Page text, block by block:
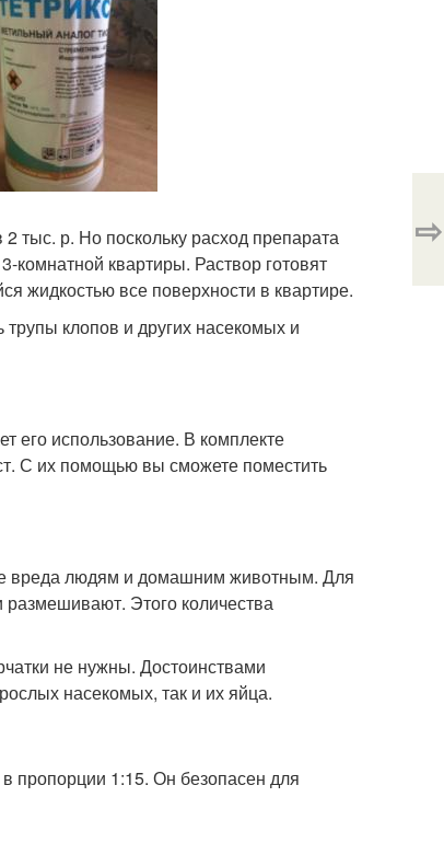
тыс. р. Но поскольку расход препарата
комнатной квартиры. Раствор готовят
жидкостью все поверхности в квартире.
клопов и других насекомых и
его использование. В комплекте
С их помощью вы сможете поместить
вреда людям и домашним животным. Для
Этого количества
не нужны. Достоинствами
насекомых, так и их яйца.
пропорции 1:15. Он безопасен для
⇨